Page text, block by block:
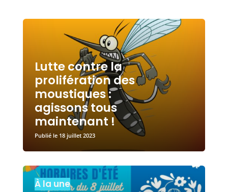
Lutte contre la
prolifération des
moustiques :
agissons tous
maintenant !
18 juillet 2023
À la une